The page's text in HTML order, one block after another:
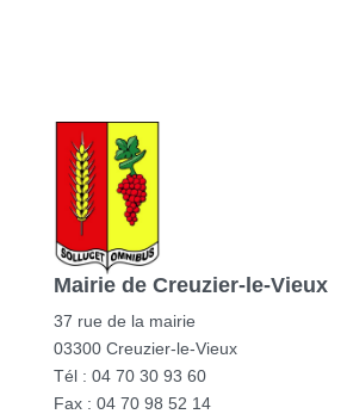
Mairie de Creuzier-le-Vieux
37 rue de la mairie
03300 Creuzier-le-Vieux
Tél : 04 70 30 93 60
Fax : 04 70 98 52 14